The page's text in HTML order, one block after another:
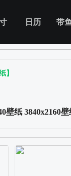
日历 带
】
壁纸 3840x2160壁